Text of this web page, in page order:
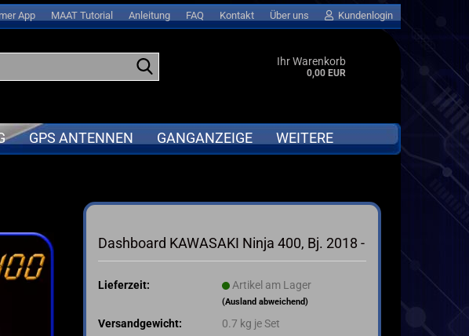
App MAAT Tutorial Anleitung FAQ Kontakt Über uns Kundenlogin
Ihr Warenkorb
0,00 EUR
APRILIA
DUCATI
MV-Agusta
APRILIA
DUCATI
KAWASAKI
KTM
SUZUKI
GPS ANTENNEN GANGANZEIGE WEITERE
Abverkauf anzeigen
Go-KART
MOTORRAD QUICKSHIFTER
Dashboard KAWASAKI Ninja 400, Bj. 2018 -
Lieferzeit: Artikel am Lager
(Ausland abweichend)
Versandgewicht: 0.7 kg je Set